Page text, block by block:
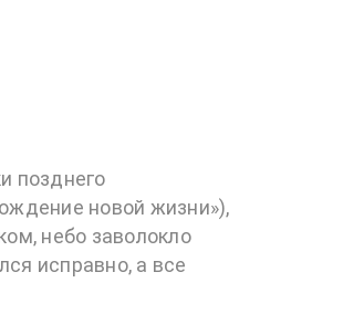
позднего
новой жизни»),
небо заволокло
исправно, а все